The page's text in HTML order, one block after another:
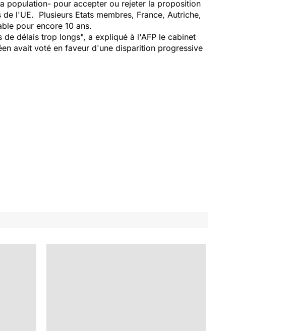
population- pour accepter ou rejeter la proposition
l'UE. Plusieurs Etats membres, France, Autriche,
pour encore 10 ans.
de délais trop longs", a expliqué à l'AFP le cabinet
avait voté en faveur d'une disparition progressive